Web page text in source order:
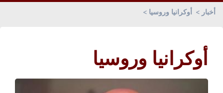
أخبار أوكرانيا وروسيا
أوكرانيا وروسيا